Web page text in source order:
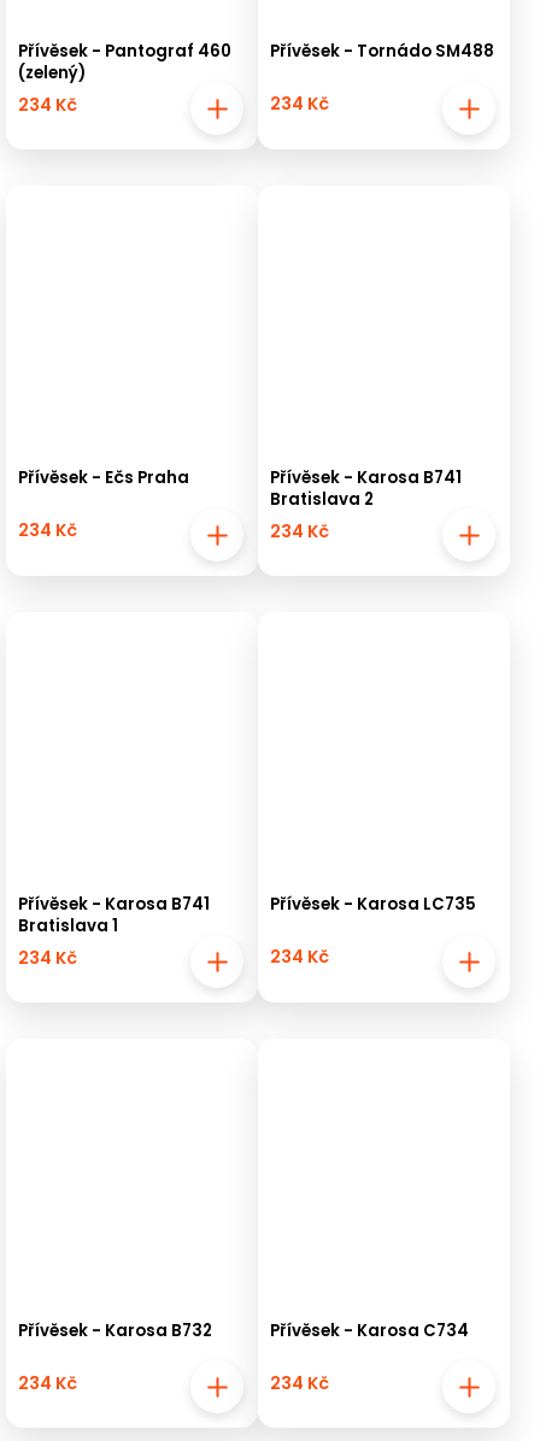
Přívěsek - Pantograf 460
(zelený)
234 Kč
Přívěsek - Tornádo SM488
234 Kč
Přívěsek - Ečs Praha
234 Kč
Přívěsek - Karosa B741
Bratislava 2
234 Kč
Přívěsek - Karosa B741
Bratislava 1
234 Kč
Přívěsek - Karosa LC735
234 Kč
Přívěsek - Karosa B732
234 Kč
Přívěsek - Karosa C734
234 Kč